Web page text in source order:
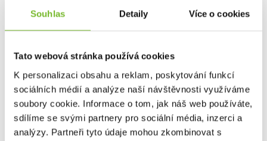
Souhlas Detaily Více o cookies
Tato webová stránka používá cookies
K personalizaci obsahu a reklam, poskytování funkcí
sociálních médií a analýze naší návštěvnosti využíváme
soubory cookie. Informace o tom, jak náš web používáte,
sdílíme se svými partnery pro sociální média, inzerci a
analýzy. Partneři tyto údaje mohou zkombinovat s
škálu produktů více než sto let oblečení pro komerční
rybolov, včetně nepromokavých bund, kalhot, rukavic a
poskytly maximální komfort a spolehlivost.
Od roku 2013 začala značka rozšiřovat svou nabídku i
na sportovní rybaření
, reagujíc tak na rostoucí poptávku
po vysoce kvalitním a odolném oblečení pro sportovní
rybáře. Grundéns nyní nabízí špičkové vybavení pro
muškaření a přívlač, které splňuje náročné požadavky
rybářů hledajících precizní a spolehlivé produkty.Produkty